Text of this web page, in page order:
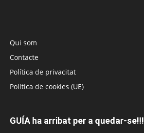
Qui som
Contacte
Política de privacitat
Política de cookies (UE)
GUÍA ha arribat per a quedar-se!!!